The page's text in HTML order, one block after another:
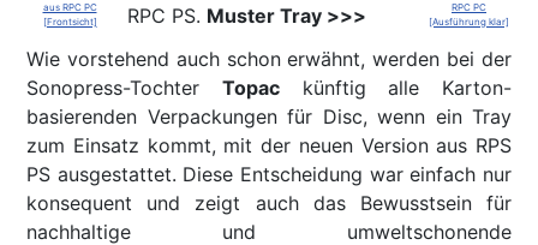
RPC PS. Muster Tray >>>
Wie vorstehend auch schon erwähnt, werden bei der
Sonopress-Tochter Topackünftig alle Karton-
basierenden Verpackungen für Disc, wenn ein Tray
zum Einsatz kommt, mit der neuen Version aus RPS
PS ausgestattet. Diese Entscheidung war einfach nur
konsequent und zeigt auch das Bewusstsein für
nachhaltige und umweltschonende